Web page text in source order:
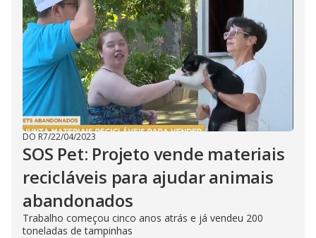
DO R7/22/04/2023
SOS Pet: Projeto vende materiais
recicláveis para ajudar animais
abandonados
Trabalho começou cinco anos atrás e já vendeu 200
toneladas de tampinhas